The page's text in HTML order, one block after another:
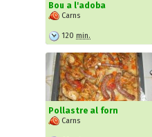
Bou a l'adoba
Carns
120 min.
Pollastre al forn
Carns